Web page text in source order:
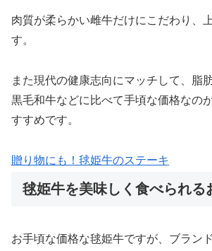
肉質が柔らかい雌牛だけにこだわり、
す。
また現代の健康志向にマッチして、脂
黒毛和牛などに比べて手頃な価格なの
すすめです。
贈り物にも！毬姫牛のステーキ
毬姫牛を美味しく食べられる
お手頃な価格な毬姫牛ですが、ブラン